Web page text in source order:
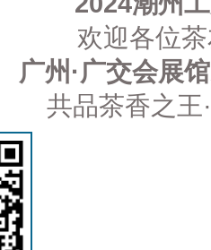
欢迎各位
广州·广交会展
共品茶香之王